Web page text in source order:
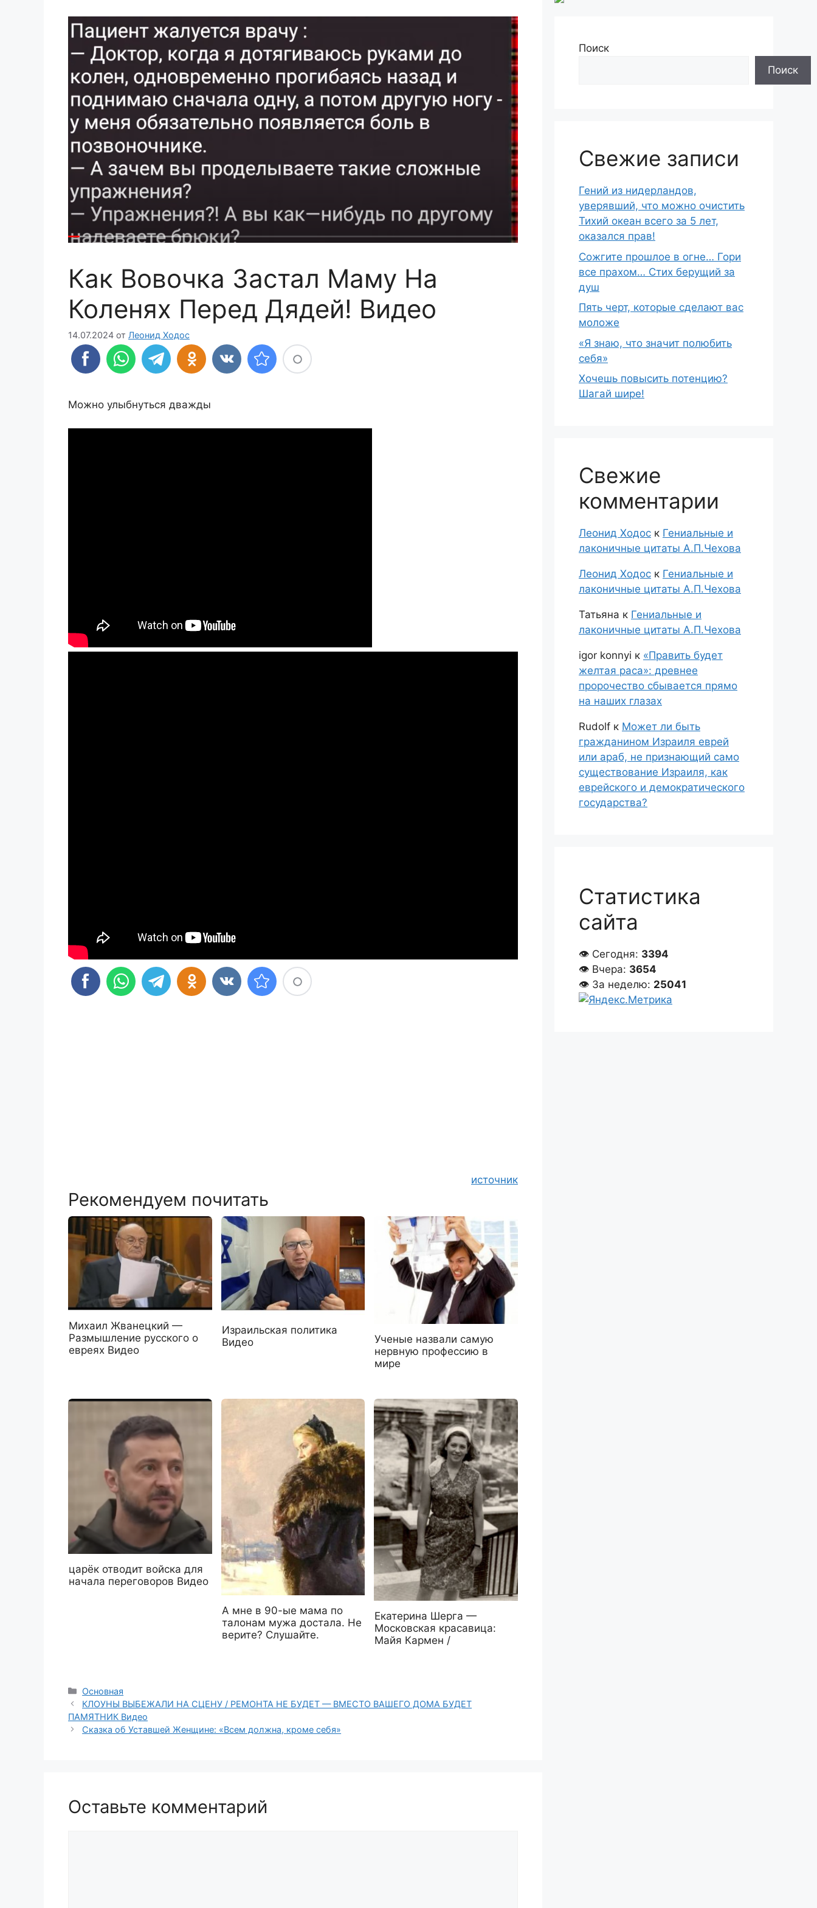
Как Вовочка Застал Маму На
Коленях Перед Дядей! Видео
14.07.2024 от Леонид Ходос
Можно улыбнуться дважды
источник
Рекомендуем почитать
Михаил Жванецкий —
Размышление русского о
евреях Видео
Израильская политика
Видео
Ученые назвали самую
нервную профессию в
мире
царёк отводит войска для
начала переговоров Видео
А мне в 90-ые мама по
талонам мужа достала. Не
верите? Слушайте.
Екатерина Шерга —
Московская красавица:
Майя Кармен /
Рубрики
Основная
КЛОУНЫ ВЫБЕЖАЛИ НА СЦЕНУ / РЕМОНТА НЕ БУДЕТ — ВМЕСТО ВАШЕГО ДОМА БУДЕТ
ПАМЯТНИК Видео
Сказка об Уставшей Женщине: «Всем должна, кроме себя»
Оставьте комментарий
Поиск
Поиск
Свежие записи
Гений из нидерландов,
уверявший, что можно очистить
Тихий океан всего за 5 лет,
оказался прав!
Сожгите прошлое в огне… Гори
все прахом… Стих берущий за
душ
Пять черт, которые сделают вас
моложе
«Я знаю, что значит полюбить
себя»
Хочешь повысить потенцию?
Шагай шире!
Свежие
комментарии
Леонид Ходос к Гениальные и
лаконичные цитаты А.П.Чехова
Леонид Ходос к Гениальные и
лаконичные цитаты А.П.Чехова
Татьяна к Гениальные и
лаконичные цитаты А.П.Чехова
igor konnyi к «Править будет
желтая раса»: древнее
пророчество сбывается прямо
на наших глазах
Rudolf к Может ли быть
гражданином Израиля еврей
или араб, не признающий само
существование Израиля, как
еврейского и демократического
государства?
Статистика
сайта
👁 Сегодня: 3394
👁 Вчера: 3654
👁 За неделю: 25041